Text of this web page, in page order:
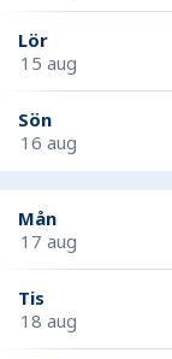
Lör
15 aug
Sön
16 aug
Mån
17 aug
Tis
18 aug